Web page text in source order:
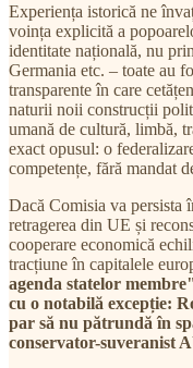
Experiența istorică ne
voința explicită a
identitate națională, nu
Germania etc. – toate au
transparente în care
naturii noii construcții
umană de cultură, limbă,
exact opusul: o
competențe, fără mandat
Dacă Comisia va persista
retragerea din UE și
cooperare economică
tracțiune în capitalele
agenda statelor
cu o notabilă excepție:
par să nu pătrundă în
conservator-suveranist